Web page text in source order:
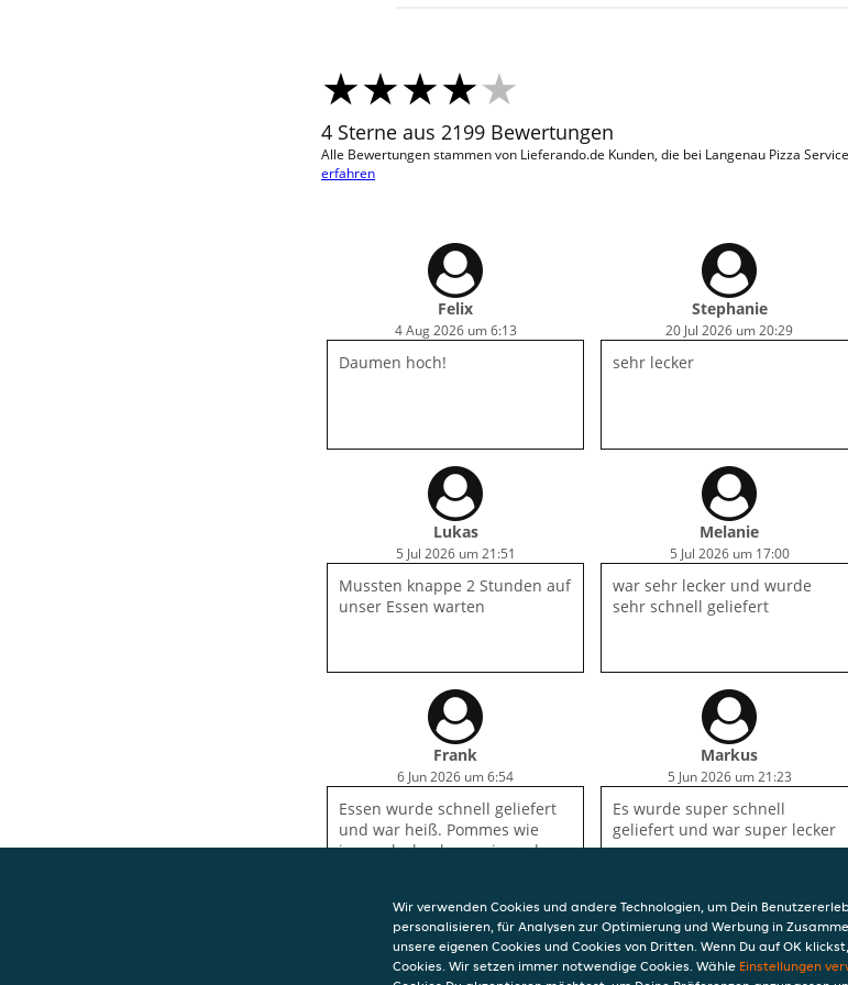
4 Sterne aus 2199 Bewertungen
Alle Bewertungen stammen von Lieferando.de Kunden, die bei Langenau Pizza
erfahren
Felix
4 Aug 2026 um 6:13
Daumen hoch!
Stephanie
20 Jul 2026 um 20:29
sehr lecker
Lukas
5 Jul 2026 um 21:51
Mussten knappe 2 Stunden auf
unser Essen warten
Melanie
5 Jul 2026 um 17:00
war sehr lecker und wurde
sehr schnell geliefert
Frank
6 Jun 2026 um 6:54
Essen wurde schnell geliefert
und war heiß. Pommes wie
immer lecker knusprig und
Markus
5 Jun 2026 um 21:23
Es wurde super schnell
geliefert und war super lecker
Wir verwenden Cookies und andere Technologien, um Dein
personalisieren, für Analysen zur Optimierung und Werbung in
unsere eigenen Cookies und Cookies von Dritten. Wenn Du auf OK
Cookies. Wir setzen immer notwendige Cookies. Wähle Einstellungen